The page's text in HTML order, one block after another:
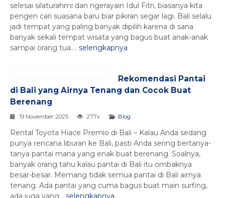
selesai silaturahmi dan ngerayain Idul Fitri, biasanya kita
pengen cari suasana baru biar pikiran segar lagi. Bali selalu
jadi tempat yang paling banyak dipilih karena di sana
banyak sekali tempat wisata yang bagus buat anak-anak
sampai orang tua.... selengkapnya
Rekomendasi Pantai
di Bali yang Airnya Tenang dan Cocok Buat
Berenang
19 November 2025 277x Blog
Rental Toyota Hiace Premio di Bali – Kalau Anda sedang
punya rencana liburan ke Bali, pasti Anda sering bertanya-
tanya pantai mana yang enak buat berenang. Soalnya,
banyak orang tahu kalau pantai di Bali itu ombaknya
besar-besar. Memang tidak semua pantai di Bali airnya
tenang. Ada pantai yang cuma bagus buat main surfing,
ada juga yang... selengkapnya